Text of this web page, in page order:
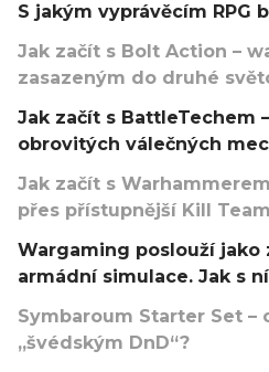
S jakým vyprávěcím RPG
Jak začít s Bolt Action –
zasazeným do druhé
Jak začít s BattleTechem
obrovitých válečných
Jak začít s
přes přístupnější Kill Team
Wargaming poslouží jako
armádní simulace. Jak s
Symbaroum Starter Set –
„švédským DnD“?